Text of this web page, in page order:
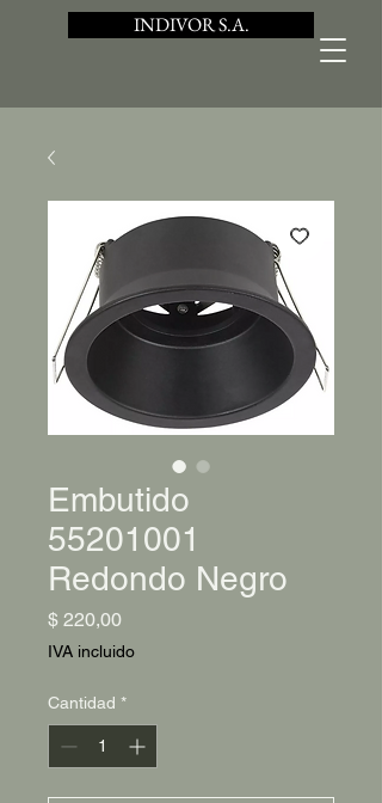
INDIVOR S.A.
Embutido
55201001
Redondo Negro
$ 220,00Precio
IVA incluido
Cantidad *